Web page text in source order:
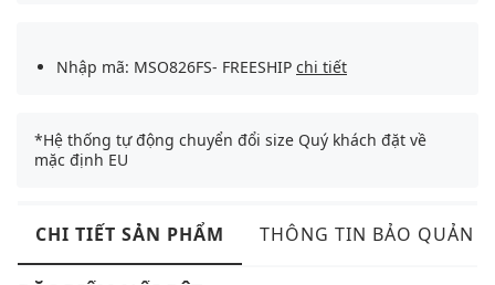
Nhập mã: MSO826FS- FREESHIP chi tiết
*Hệ thống tự động chuyển đổi size Quý khách đặt về
mặc định EU
CHI TIẾT SẢN PHẨM THÔNG TIN BẢO QUẢN